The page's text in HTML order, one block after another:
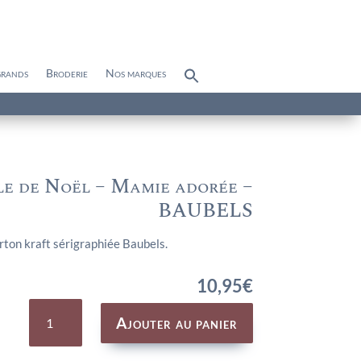
Broderie Nos marques
for:
de Noël – Mamie adorée –
BAUBELS
kraft sérigraphiée Baubels.
10,95€
quantité
Boule
Noël
Ajouter au panier